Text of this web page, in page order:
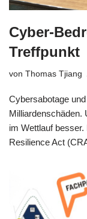
Cyber-
Treffpunkt
von Thomas Tjiang
Cybersabotage
Milliardenschäden.
im Wettlauf
Resilience Act